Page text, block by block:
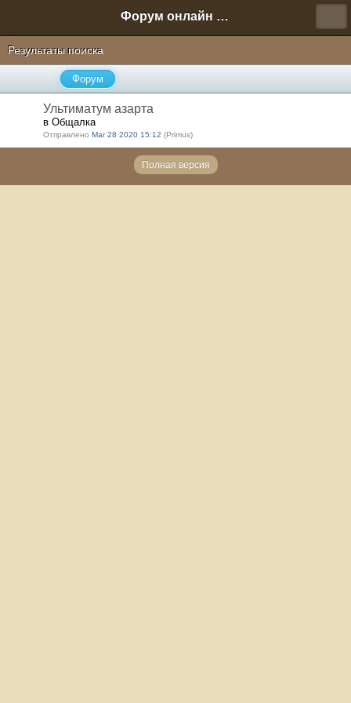
Форум онлайн игры "Новая Эра" (Нюра Биз)
Результаты поиска
Форум
Ультиматум азарта
в Общалка
Отправлено Mar 28 2020 15:12 (Primus)
Полная версия